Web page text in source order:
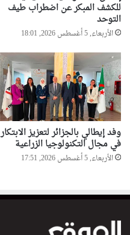
للكشف المبكر عن اضطراب طيف
التوحد
الأربعاء, 5 أغسطس 2026, 18:01
وفد إيطالي بالجزائر لتعزيز الابتكار
في مجال التكنولوجيا الزراعية
الأربعاء, 5 أغسطس 2026, 17:51